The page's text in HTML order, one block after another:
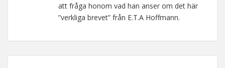
att fråga honom vad han anser om det här
”verkliga brevet” från E.T.A Hoffmann.